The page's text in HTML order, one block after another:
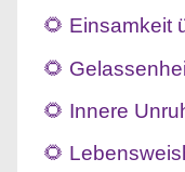
🌻 Einsamkeit
🌻
🌻 Innere
🌻